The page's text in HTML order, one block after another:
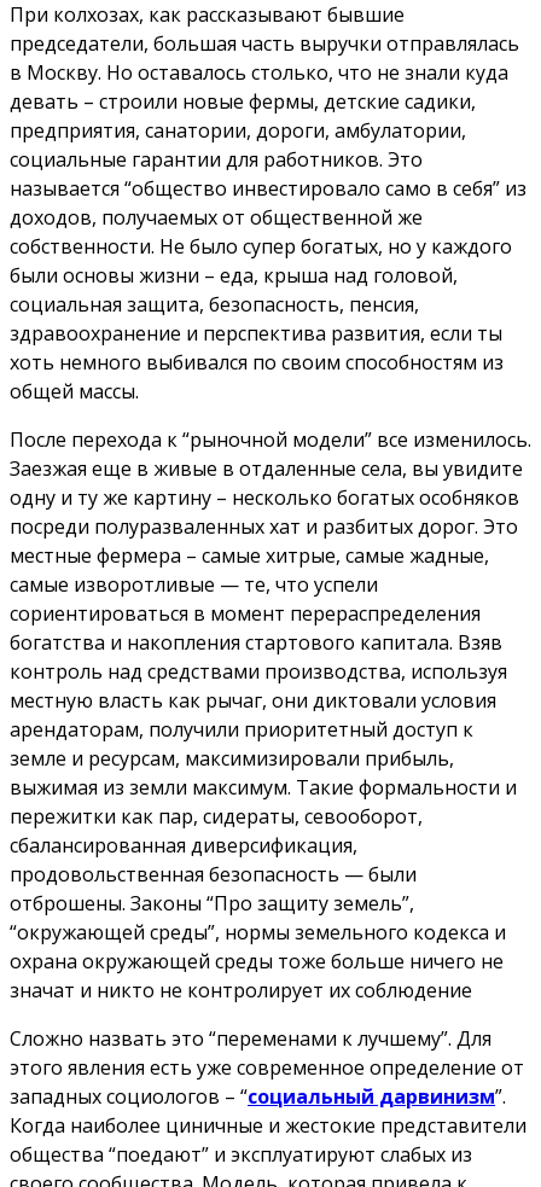
При колхозах, как рассказывают бывшие
председатели, большая часть выручки отправлялась
в Москву. Но оставалось столько, что не знали куда
девать – строили новые фермы, детские садики,
предприятия, санатории, дороги, амбулатории,
социальные гарантии для работников. Это
называется “общество инвестировало само в себя” из
доходов, получаемых от общественной же
собственности. Не было супер богатых, но у каждого
были основы жизни – еда, крыша над головой,
социальная защита, безопасность, пенсия,
здравоохранение и перспектива развития, если ты
хоть немного выбивался по своим способностям из
общей массы.
После перехода к “рыночной модели” все изменилось.
Заезжая еще в живые в отдаленные села, вы увидите
одну и ту же картину – несколько богатых особняков
посреди полуразваленных хат и разбитых дорог. Это
местные фермера – самые хитрые, самые жадные,
самые изворотливые — те, что успели
сориентироваться в момент перераспределения
богатства и накопления стартового капитала. Взяв
контроль над средствами производства, используя
местную власть как рычаг, они диктовали условия
арендаторам, получили приоритетный доступ к
земле и ресурсам, максимизировали прибыль,
выжимая из земли максимум. Такие формальности и
пережитки как пар, сидераты, севооборот,
сбалансированная диверсификация,
продовольственная безопасность — были
отброшены. Законы “Про защиту земель”,
“окружающей среды”, нормы земельного кодекса и
охрана окружающей среды тоже больше ничего не
значат и никто не контролирует их соблюдение
Сложно назвать это “переменами к лучшему”. Для
этого явления есть уже современное определение от
западных социологов – “социальный дарвинизм”.
Когда наиболее циничные и жестокие представители
общества “поедают” и эксплуатируют слабых из